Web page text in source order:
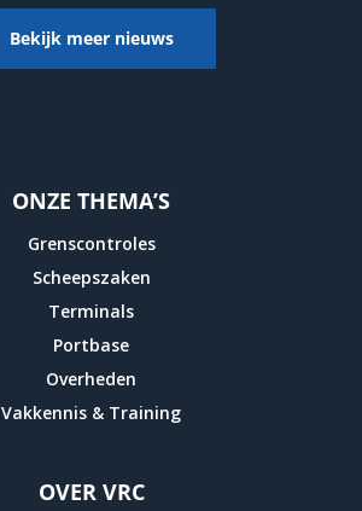
Bekijk meer nieuws
ONZE THEMA’S
Grenscontroles
Scheepszaken
Terminals
Portbase
Overheden
Vakkennis & Training
OVER VRC